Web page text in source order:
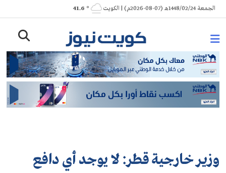
Skip
to
الجمعة 1448/02/24هـ (07-08-2026م) | الكويت ° 41.6
وزير خارجية قطر: لا يوجد أي دافع